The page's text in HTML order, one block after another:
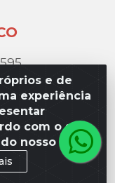
e de
experiência
com o seu
nosso site.